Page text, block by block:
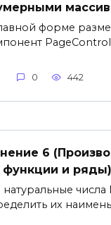
форме
0 442
6
функции и ряды)
числа
их